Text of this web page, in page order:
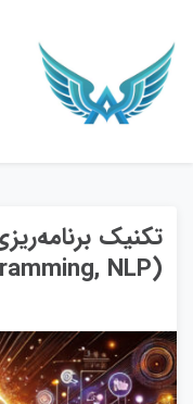
تکنیک
(Neuro-Linguistic Programming, NLP)